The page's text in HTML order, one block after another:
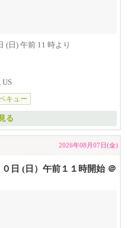
(日) 午前 11 時より
US
キュー
る
2026年08月07日(金)
日 (日）午前１１時開始 ＠